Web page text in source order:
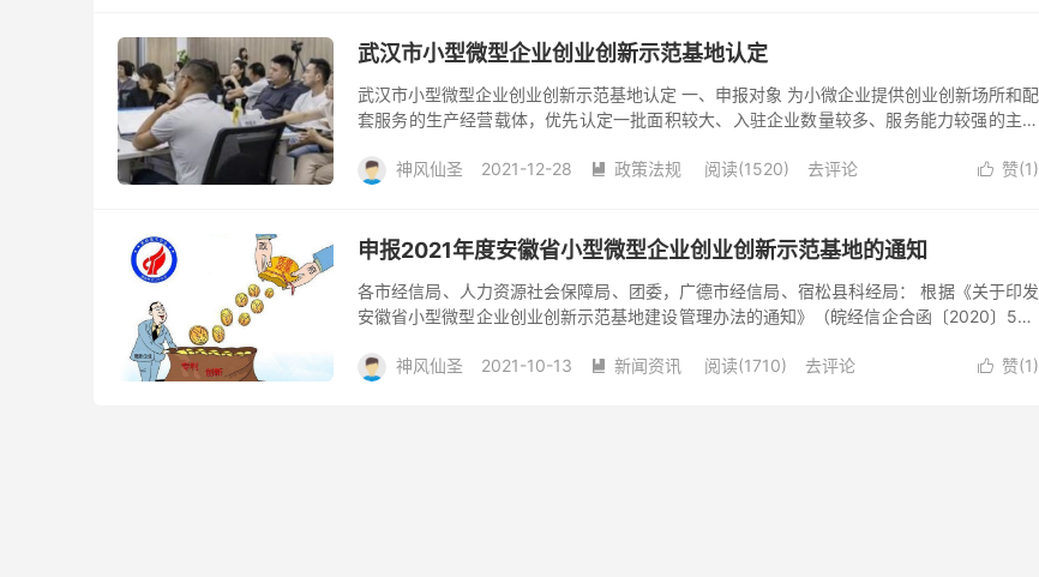
武汉市小型微型企业创业创新示范基地认定
武汉市小型微型企业创业创新示范基地认定 一、申报对象 为小微企业提供创业创新场所和配
套服务的生产经营载体，优先认定一批面积较大、入驻企业数量较多、服务能力较强的主要
 赞(1)
神风仙圣 2021-12-28  政策法规 阅读(1520) 去评论
申报2021年度安徽省小型微型企业创业创新示范基地的通知
各市经信局、人力资源社会保障局、团委，广德市经信局、宿松县科经局： 根据《关于印发
安徽省小型微型企业创业创新示范基地建设管理办法的通知》（皖经信企合函〔2020〕554
 赞(1)
神风仙圣 2021-10-13  新闻资讯 阅读(1710) 去评论